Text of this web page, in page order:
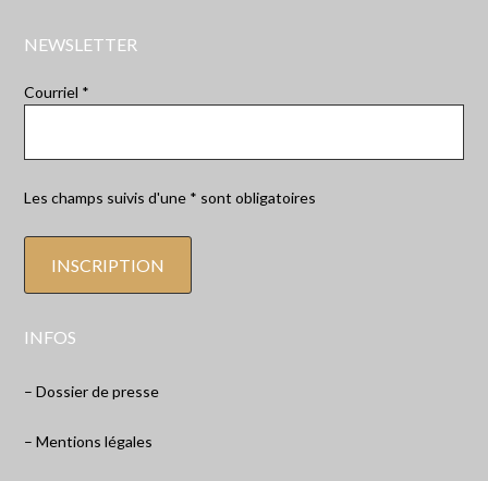
NEWSLETTER
Courriel *
Les champs suivis d'une * sont obligatoires
INFOS
– Dossier de presse
– Mentions légales